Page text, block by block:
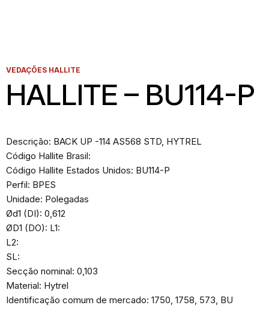
VEDAÇÕES HALLITE
HALLITE – BU114-P
Descrição: BACK UP -114 AS568 STD, HYTREL
Código Hallite Brasil:
Código Hallite Estados Unidos: BU114-P
Perfil: BPES
Unidade: Polegadas
Ød1 (DI): 0,612
ØD1 (DO): L1:
L2:
SL:
Secção nominal: 0,103
Material: Hytrel
Identificação comum de mercado: 1750, 1758, 573, BU